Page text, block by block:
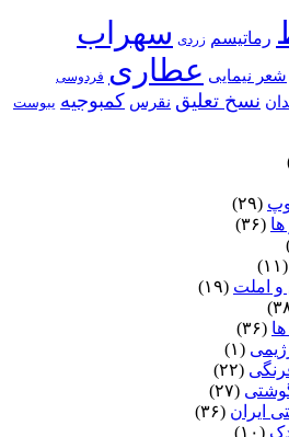
رماتیسم زردی سهراب
شعر نیمایی عطاری فردوسی
نسخ تعلیق نقرس کمبوجیه یبوست
(۲۹)
(۳۶)
(۱۱)
املت (۱۹)
(۳۶)
(۱)
(۲۲)
(۲۷)
ایران (۳۶)
(۱۰)